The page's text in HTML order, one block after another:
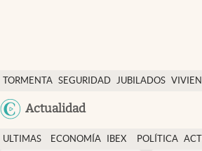
TORMENTA SEGURIDAD JUBILADOS
Actualidad
Economía y finanzas
Política
Actualidad
ULTIMAS
ECONOMÍA
IBEX
POLÍTICA